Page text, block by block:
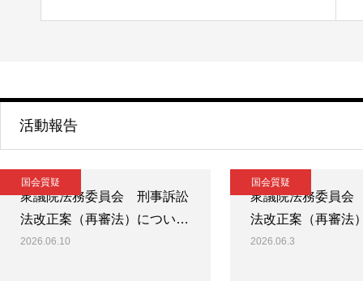
活動報告
国会質疑
衆議院法務委員会 刑事訴訟
法改正案（再審法）につい…
2026.06.10
国会質疑
衆議院法務委員
法改正案（再審法
2026.06.3